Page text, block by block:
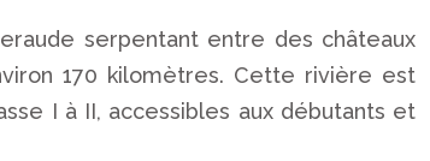
serpentant entre des châteaux
170 kilomètres. Cette rivière est
I à II, accessibles aux débutants et